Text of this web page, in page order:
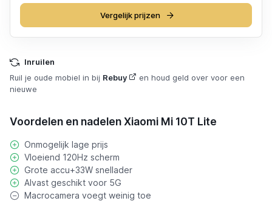
Vergelijk prijzen
Inruilen
Ruil je oude mobiel in bij Rebuy
en houd geld over voor een
nieuwe
Voordelen en nadelen Xiaomi Mi 10T Lite
Onmogelijk lage prijs
Vloeiend 120Hz scherm
Grote accu+33W snellader
Alvast geschikt voor 5G
Macrocamera voegt weinig toe